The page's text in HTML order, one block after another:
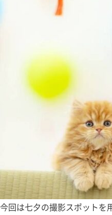
今回は七夕の撮影スポットを